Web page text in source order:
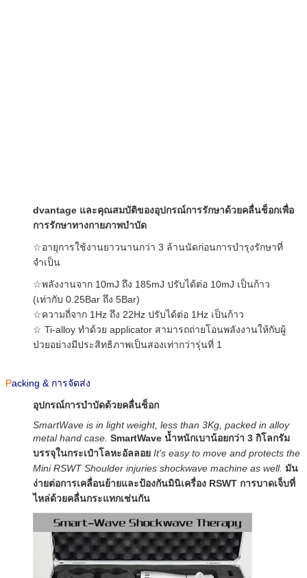
dvantage และคุณสมบัติของอุปกรณ์การรักษาด้วยคลื่นช็อกเพื่อ
การรักษาทางกายภาพบำบัด
☆อายุการใช้งานยาวนานกว่า 3 ล้านนัดก่อนการบำรุงรักษาที่
จำเป็น
☆พลังงานจาก 10mJ ถึง 185mJ ปรับได้ต่อ 10mJ เป็นก้าว
(เท่ากับ 0.25Bar ถึง 5Bar)
☆ความถี่จาก 1Hz ถึง 22Hz ปรับได้ต่อ 1Hz เป็นก้าว
☆ Ti-alloy ทำด้วย applicator สามารถถ่ายโอนพลังงานให้กับผู้
ป่วยอย่างมีประสิทธิภาพเป็นสองเท่ากว่ารุ่นที่ 1
Packing & การจัดส่ง
อุปกรณ์การบำบัดด้วยคลื่นช็อก
SmartWave is in light weight, less than 3Kg, packed in alloy
metal hand case. SmartWave น้ำหนักเบาน้อยกว่า 3 กิโลกรัม
บรรจุในกระเป๋าโลหะอัลลอย It's easy to move and protects the
Mini RSWT Shoulder injuries shockwave machine as well. มัน
ง่ายต่อการเคลื่อนย้ายและป้องกันมินิเครื่อง RSWT การบาดเจ็บที่
ไหล่ด้วยคลื่นกระแทกเช่นกัน